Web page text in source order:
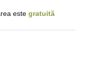
este gratuită